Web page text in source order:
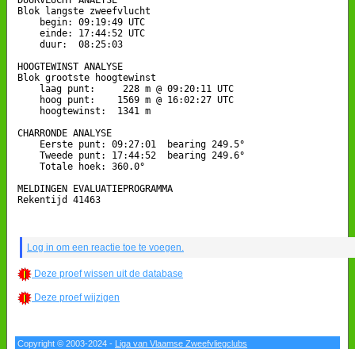
Blok langste zweefvlucht
    begin: 09:19:49 UTC
    einde: 17:44:52 UTC
    duur:  08:25:03
HOOGTEWINST ANALYSE
Blok grootste hoogtewinst
    laag punt:     228 m @ 09:20:11 UTC
    hoog punt:    1569 m @ 16:02:27 UTC
    hoogtewinst:  1341 m
CHARRONDE ANALYSE
    Eerste punt: 09:27:01  bearing 249.5°
    Tweede punt: 17:44:52  bearing 249.6°
    Totale hoek: 360.0°
MELDINGEN EVALUATIEPROGRAMMA
Rekentijd 41463
Log in om een reactie toe te voegen.
Deze proef wissen uit de database
Deze proef wijzigen
Copyright © 2003-2024 - Liga van Vlaamse Zweefvliegclubs